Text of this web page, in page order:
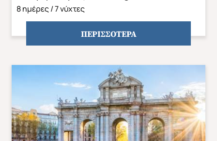
ΑΣΙΑ ΑΦΡΙΚΗ
8 ημέρες / 7 νύχτες
ΠΕΡΙΣΣΟΤΕΡΑ